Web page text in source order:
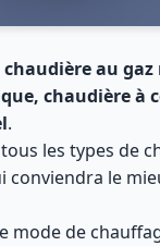
chaudière au
chaudière à
.
les types de
conviendra le
mode de